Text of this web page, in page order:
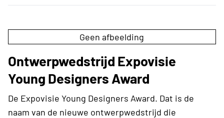
Geen afbeelding
Ontwerpwedstrijd Expovisie
Young Designers Award
De Expovisie Young Designers Award. Dat is de
naam van de nieuwe ontwerpwedstrijd die